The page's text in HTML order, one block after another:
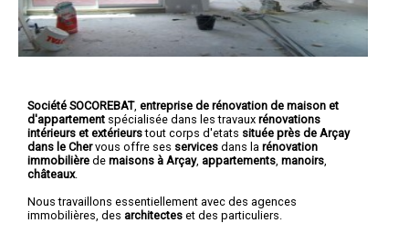
Société SOCOREBAT, entreprise de rénovation de maison et
d'appartement spécialisée dans les travaux rénovations
intérieurs et extérieurstout corps d'etats située près de Arçay
dans le Chervous offre ses services dans la rénovation
immobilière de maisons à Arçay, appartements manoirs
châteaux.
Nous travaillons essentiellement avec des agences
immobilières, des architectes et des particuliers.